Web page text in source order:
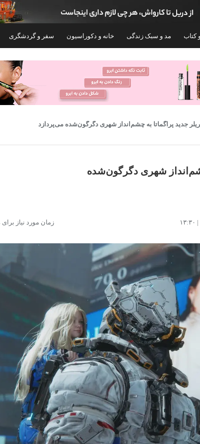
کتاب مد و سبک زندگی خانه و دکوراسیون سفر و گردشگری
تریلر جدید پراگماتا به چشم‌انداز شهری دگرگون‌شده‌ می‌پردازد
چشم‌انداز شهری دگرگون‌شده‌
زمان مورد نیاز برای